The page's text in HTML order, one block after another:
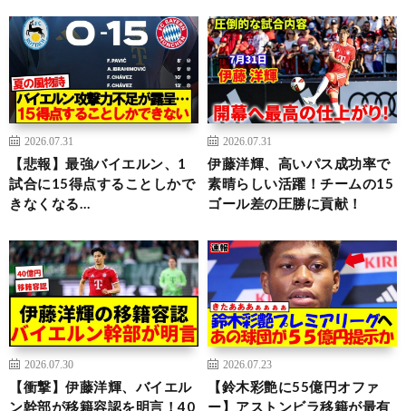
2026.07.31
【悲報】最強バイエルン、1
試合に15得点することしかで
きなくなる…
2026.07.31
伊藤洋輝、高いパス成功率で
素晴らしい活躍！チームの15
ゴール差の圧勝に貢献！
2026.07.30
【衝撃】伊藤洋輝、バイエル
ン幹部が移籍容認を明言！40
2026.07.23
【鈴木彩艶に55億円オファ
ー】アストンビラ移籍が最有